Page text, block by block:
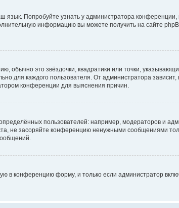
Попробуйте узнать у администратора
информацию вы можете получить на сайте
обычно это звёздочки, квадратики или точки,
для каждого пользователя. От администратора
конференции для выяснения причин.
пользователей: например, модераторов и
не засоряйте конференцию ненужными сообщениями
в конференцию форму, и только если администратор